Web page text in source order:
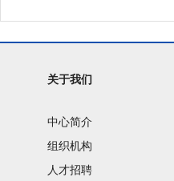
关于我们
中心简介
组织机构
人才招聘